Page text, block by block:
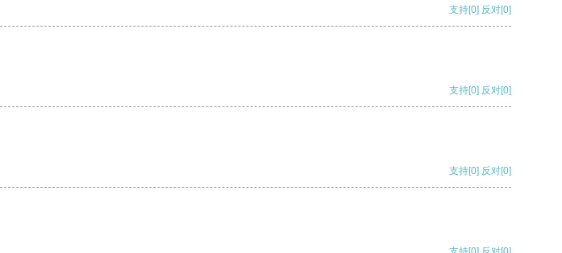
支持[0] 反对[0]
支持[0] 反对[0]
支持[0] 反对[0]